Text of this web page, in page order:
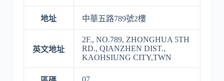
地址 中華五路789號2樓
英文地址
2F., NO.789, ZHONGHUA 5TH
RD., QIANZHEN DIST.,
KAOHSIUNG CITY,TWN
07